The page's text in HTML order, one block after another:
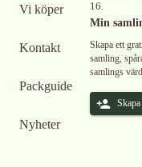
Vi köper
Kontakt
Packguide
Nyheter
16.
Min
Skapa ett
samling,
samlings